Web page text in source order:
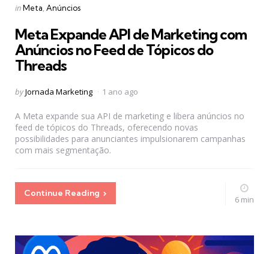
Categories
Posted
inMeta Anúncios
Meta Expande API de Marketing com
Anúncios no Feed de Tópicos do
Threads
Posted
byJornada Marketing 1 ano ago
A Meta expande sua API de marketing e libera anúncios no
feed de tópicos do Threads, oferecendo novas
possibilidades para anunciantes impulsionarem campanhas
com mais segmentação.
Continue Reading
6 min